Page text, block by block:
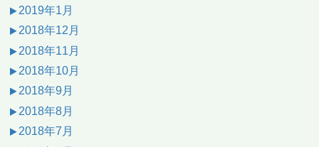
2019年1月
2018年12月
2018年11月
2018年10月
2018年9月
2018年8月
2018年7月